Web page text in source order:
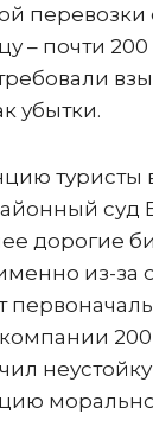
перевозки
– почти 200
убытки.
туристы
суд
дорогие
из-за